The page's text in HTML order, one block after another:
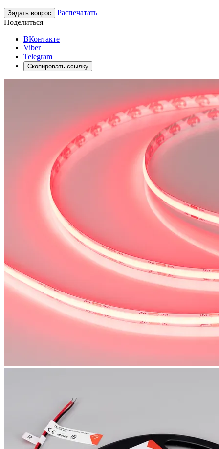
Задать вопрос
Распечатать
Поделиться
ВКонтакте
Viber
Telegram
Скопировать ссылку